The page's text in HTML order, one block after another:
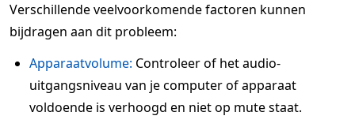
Verschillende veelvoorkomende factoren kunnen
bijdragen aan dit probleem:
Apparaatvolume: Controleer of het audio-
uitgangsniveau van je computer of apparaat
voldoende is verhoogd en niet op mute staat.